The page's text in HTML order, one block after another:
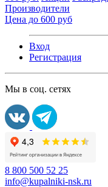
Производители
Цена до 600 руб
Вход
Регистрация
Мы в соц. сетях
8 800 500 52 25
info@kupalniki-nsk.ru